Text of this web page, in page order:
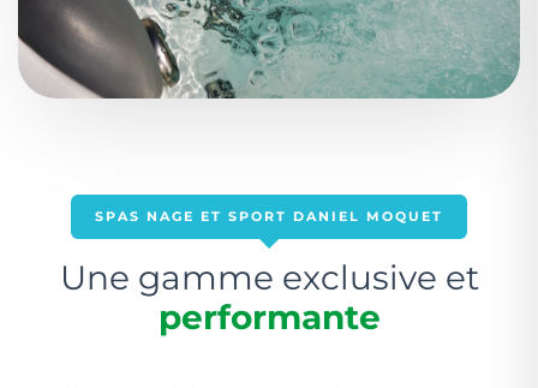
SPAS NAGE ET SPORT DANIEL MOQUET
Une gamme exclusive et
performante